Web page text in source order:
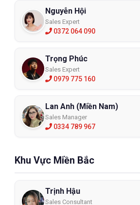
Nguyễn Hội
Sales Expert
0372 064 090
Trọng Phúc
Sales Expert
0979 775 160
Lan Anh (Miền Nam)
Sales Manager
0334 789 967
Khu Vực Miền Bắc
Trịnh Hậu
Sales Consultant